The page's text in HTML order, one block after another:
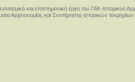
και επιστημονικό έργο του ΓΑΚ-Ιστορικού
Αρχειονομίας και Συντήρησης ιστορικών τεκμηρίων